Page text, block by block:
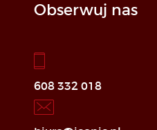
Obserwuj nas
608 332 018